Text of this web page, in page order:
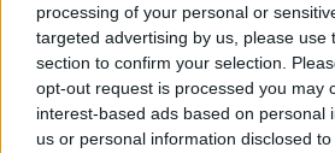
processing of your personal or
targeted advertising by us, please use
section to confirm your selection.
opt-out request is processed you may
interest-based ads based on personal
us or personal information disclosed